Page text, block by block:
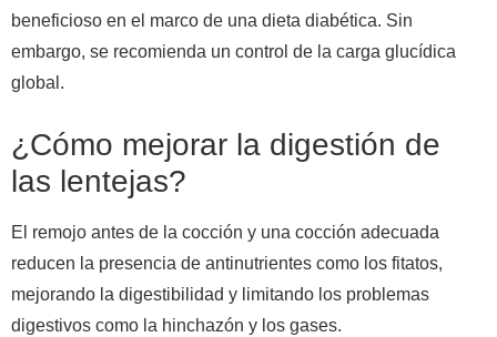
beneficioso en el marco de una dieta diabética. Sin
embargo, se recomienda un control de la carga glucídica
global.
¿Cómo mejorar la digestión de
las lentejas?
El remojo antes de la cocción y una cocción adecuada
reducen la presencia de antinutrientes como los fitatos,
mejorando la digestibilidad y limitando los problemas
digestivos como la hinchazón y los gases.